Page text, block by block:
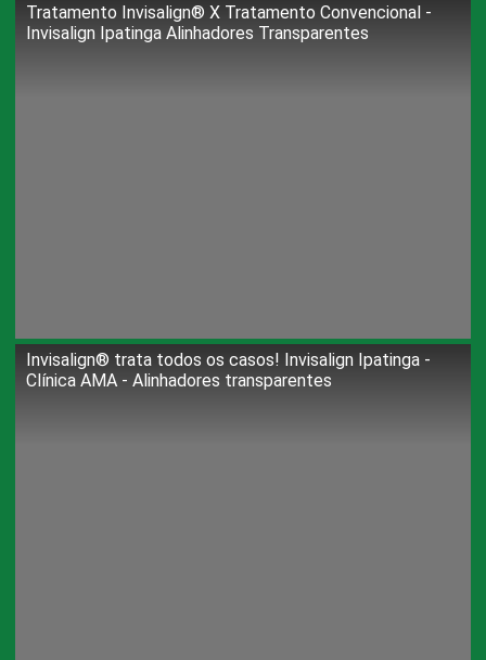
Tratamento Invisalign®️ X Tratamento Convencional -
Invisalign Ipatinga Alinhadores Transparentes
Invisalign®️ trata todos os casos! Invisalign Ipatinga -
Clínica AMA - Alinhadores transparentes